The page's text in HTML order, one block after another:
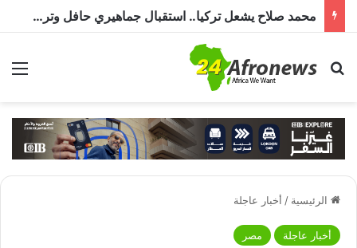
مصر للطيران تستأنف رحلاتها إلي مطار بورتسودان
بحث عن
الرئيسية / أخبار عاجلة
أخبار عاجلة مصر